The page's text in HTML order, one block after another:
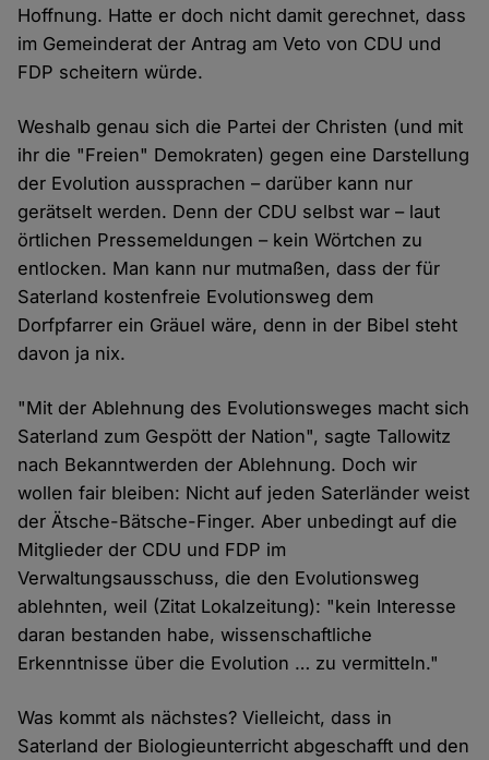
Hoffnung. Hatte er doch nicht damit gerechnet, dass
im Gemeinderat der Antrag am Veto von CDU und
FDP scheitern würde.
Weshalb genau sich die Partei der Christen (und mit
ihr die "Freien" Demokraten) gegen eine Darstellung
der Evolution aussprachen – darüber kann nur
gerätselt werden. Denn der CDU selbst war – laut
örtlichen Pressemeldungen – kein Wörtchen zu
entlocken. Man kann nur mutmaßen, dass der für
Saterland kostenfreie Evolutionsweg dem
Dorfpfarrer ein Gräuel wäre, denn in der Bibel steht
davon ja nix.
"Mit der Ablehnung des Evolutionsweges macht sich
Saterland zum Gespött der Nation", sagte Tallowitz
nach Bekanntwerden der Ablehnung. Doch wir
wollen fair bleiben: Nicht auf jeden Saterländer weist
der Ätsche-Bätsche-Finger. Aber unbedingt auf die
Mitglieder der CDU und FDP im
Verwaltungsausschuss, die den Evolutionsweg
ablehnten, weil (Zitat Lokalzeitung): "kein Interesse
daran bestanden habe, wissenschaftliche
Erkenntnisse über die Evolution … zu vermitteln."
Was kommt als nächstes? Vielleicht, dass in
Saterland der Biologieunterricht abgeschafft und den